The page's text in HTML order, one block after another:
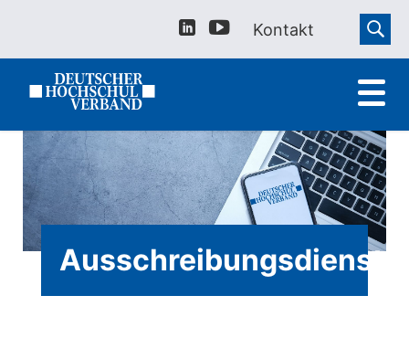
Kontakt
Ausschreibungsdienst